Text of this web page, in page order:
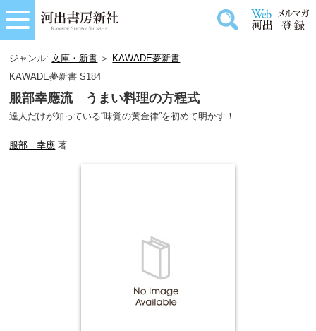
ジャンル:文庫・新書 ＞ KAWADE夢新書
KAWADE夢新書 S184
服部幸應流 うまい料理の方程式
達人だけが知っている“味覚の黄金律”を初めて明かす！
服部 幸應 著